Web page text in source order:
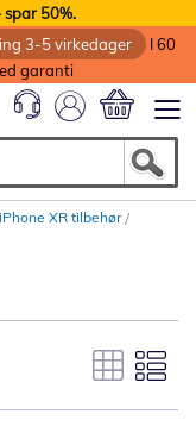
spar 50%.
3-5 virkedager
I 60
garanti
iPhone XR tilbehør